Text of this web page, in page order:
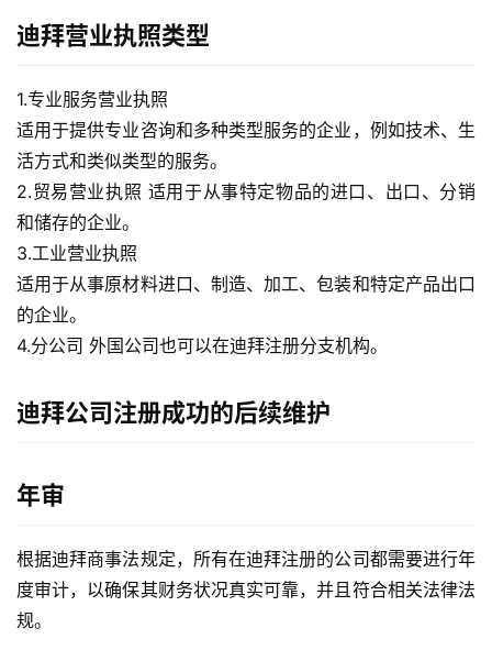
问
社
区
生
态
合
作
伙
伴
专
迪拜营业执照类型
1.专业服务营业执照
适用于提供专业咨询和多种类型服务的企业，例如技术、生
活方式和类似类型的服务。
2.贸易营业执照 适用于从事特定物品的进口、出口、分销
和储存的企业。
3.工业营业执照
适用于从事原材料进口、制造、加工、包装和特定产品出口
的企业。
4.分公司 外国公司也可以在迪拜注册分支机构。
迪拜公司注册成功的后续维护
年审
根据迪拜商事法规定，所有在迪拜注册的公司都需要进行年
度审计，以确保其财务状况真实可靠，并且符合相关法律法
规。